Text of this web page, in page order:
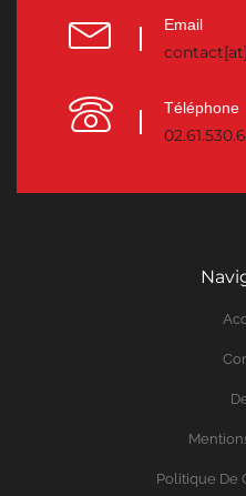
Email
Téléphone
Politique De